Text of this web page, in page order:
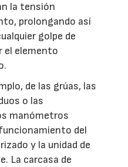
la tensión
prolongando así
golpe de
el elemento
de las grúas, las
o las
manómetros
del
y la unidad de
La carcasa de